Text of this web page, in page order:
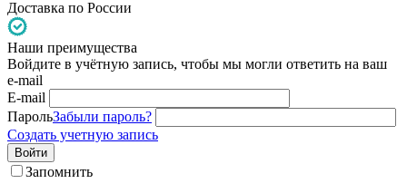
Доставка по России
Наши преимущества
Войдите в учётную запись, чтобы мы могли ответить на ваш
e-mail
E-mail
ПарольЗабыли пароль?
Создать учетную запись
Войти
Запомнить